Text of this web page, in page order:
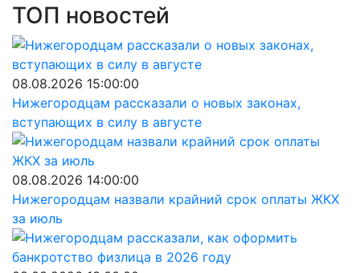
ТОП новостей
08.08.2026 15:00:00
Нижегородцам рассказали о новых законах,
вступающих в силу в августе
08.08.2026 14:00:00
Нижегородцам назвали крайний срок оплаты ЖКХ
за июль